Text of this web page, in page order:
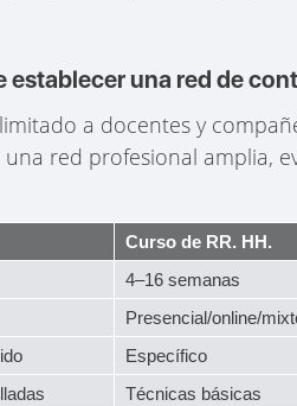
establecer una red de
a docentes y
una red profesional amplia,
Curso de RR. HH.
4–16 semanas
Presencial/online/
Específico
Técnicas básicas